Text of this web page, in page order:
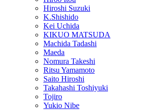
Hiroshi Suzuki
K.Shishido
Kei Uchida
KIKUO MATSUDA
Machida Tadashi
Maeda
Nomura Takeshi
Ritsu Yamamoto
Saito Hiroshi
Takahashi Toshiyuki
Tojiro
Yukio Nibe